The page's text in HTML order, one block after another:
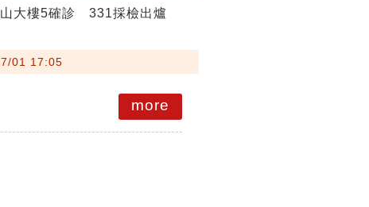
大樓5確診 331採檢出爐
01 17:05
more